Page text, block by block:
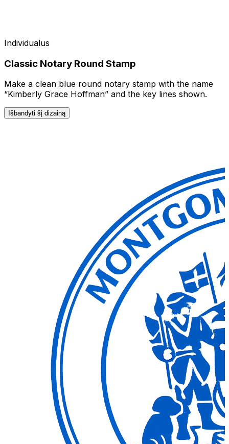
Individualus
Classic Notary Round Stamp
Make a clean blue round notary stamp with the name
“Kimberly Grace Hoffman” and the key lines shown.
Išbandyti šį dizainą